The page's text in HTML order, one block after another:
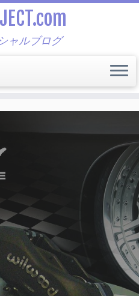
ャルブログ